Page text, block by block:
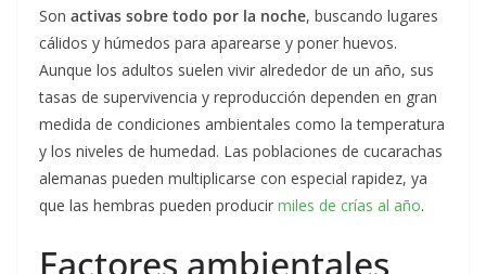
Son activas sobre todo por la noche, buscando lugares
cálidos y húmedos para aparearse y poner huevos.
Aunque los adultos suelen vivir alrededor de un año, sus
tasas de supervivencia y reproducción dependen en gran
medida de condiciones ambientales como la temperatura
y los niveles de humedad. Las poblaciones de cucarachas
alemanas pueden multiplicarse con especial rapidez, ya
que las hembras pueden producir miles de crías al año.
Factores ambientales